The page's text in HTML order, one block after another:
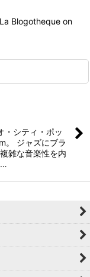
Blogotheque on
・シティ・ポッ
。 ジャズにブラ
雑な音楽性を内
…